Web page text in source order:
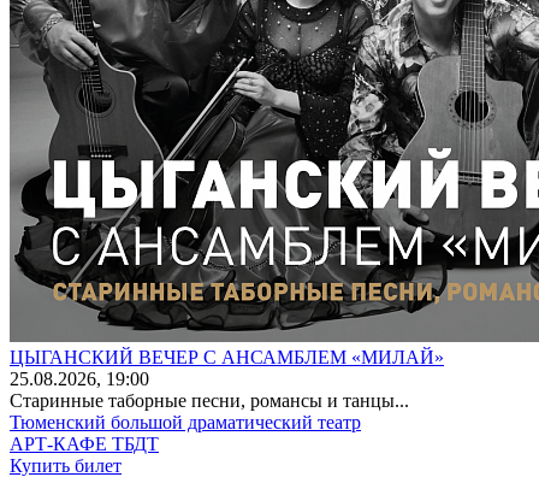
ЦЫГАНСКИЙ ВЕЧЕР С АНСАМБЛЕМ «МИЛАЙ»
25.08.2026, 19:00
Старинные таборные песни, романсы и танцы...
Тюменский большой драматический театр
АРТ-КАФЕ ТБДТ
Купить билет